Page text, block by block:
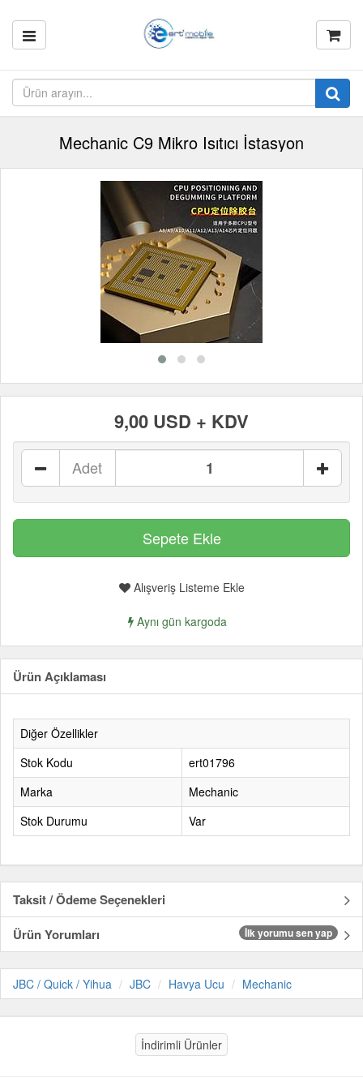
Mechanic C9 Mikro Isıtıcı İstasyon
9,00 USD + KDV
Adet
Alışveriş Listeme Ekle
Aynı gün kargoda
Ürün Açıklaması
Diğer Özellikler
Stok Kodu
ert01796
Marka
Mechanic
Stok Durumu
Var
Taksit / Ödeme Seçenekleri
Ürün Yorumları
İlk yorumu sen yap
JBC / Quick / Yihua JBC Havya Ucu Mechanic
İndirimli Ürünler